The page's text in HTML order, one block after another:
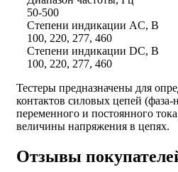
50-500
Степени индикации AC, В
100, 220, 277, 460
Степени индикации DC, В
100, 220, 277, 460
Тестеры предназначены для
контактов силовых цепей
переменного и постоянного
величины напряжения в цепях.
Отзывы